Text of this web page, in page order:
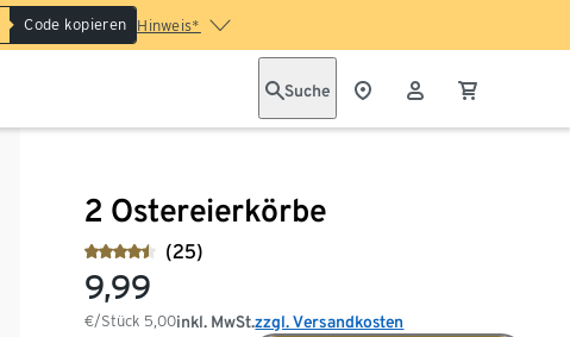
Code kopieren Hinweis*
Suche
2 Ostereierkörbe
(25)
9,99
€/Stück 5,00inkl. MwSt.zzgl. Versandkosten